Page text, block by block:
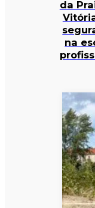
da
na